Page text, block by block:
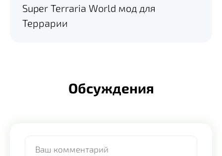
Super Terraria World мод для
Террарии
Обсуждения